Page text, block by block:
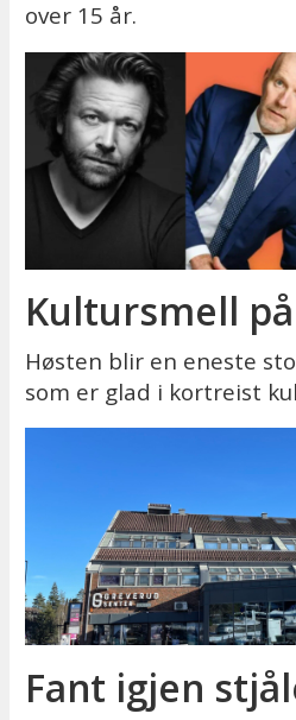
over 15 år.
Kultursmell
Høsten blir en eneste
som er glad i kortreist
Fant igjen